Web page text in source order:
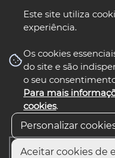
Este site utiliza
experiência.
Os cookies
do site e são
o seu
Para mais
cookies.
Personalizar
Aceitar cookies de
nos